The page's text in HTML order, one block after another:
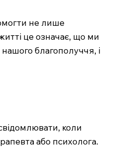
не лише
це означає, що ми
благополуччя, і
коли
або психолога.